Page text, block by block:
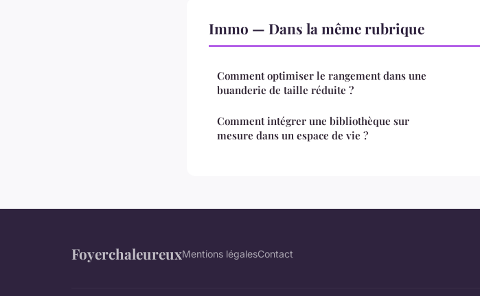
Immo — Dans la même rubrique
Comment optimiser le rangement dans une
buanderie de taille réduite ?
Comment intégrer une bibliothèque sur
mesure dans un espace de vie ?
FoyerchaleureuxMentions légalesContact